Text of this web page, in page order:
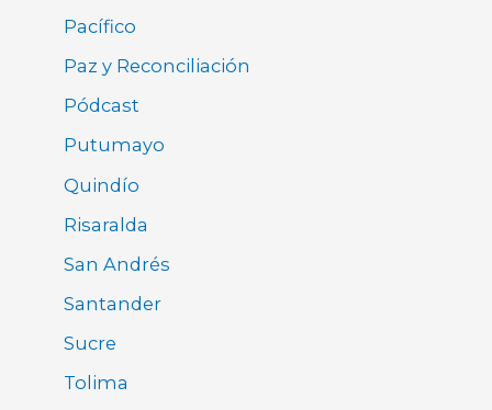
Pacífico
Paz y Reconciliación
Pódcast
Putumayo
Quindío
Risaralda
San Andrés
Santander
Sucre
Tolima